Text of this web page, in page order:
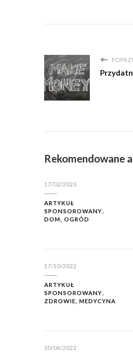
Rekomendowane
17/02/2023
ARTYKUŁ
SPONSOROWANY
DOM, OGRÓD
17/10/2022
ARTYKUŁ
SPONSOROWANY
ZDROWIE, MEDYCYNA
30/06/2022